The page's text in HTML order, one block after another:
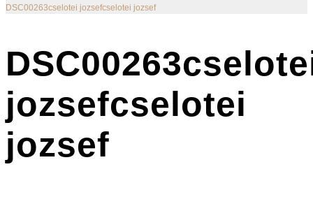
DSC00263cselotei jozsefcselotei jozsef
jozsefcselotei
jozsef